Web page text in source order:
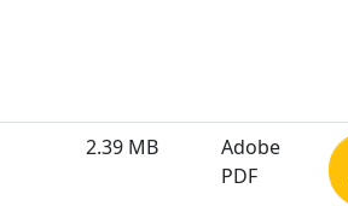
2.39 MB
Adobe
PDF